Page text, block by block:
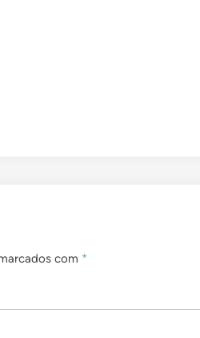
com *